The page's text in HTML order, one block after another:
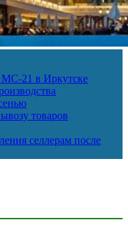
МС-21 в Иркутске
товаров
селлерам после